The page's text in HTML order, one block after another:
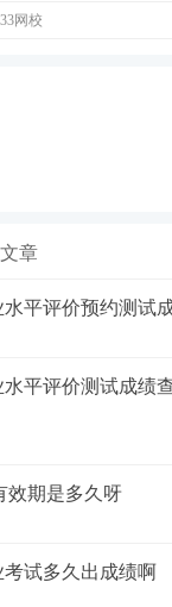
各位同学踊跃参
场基础/证券
题/天（不重复）
网校
章
平评价预约测试
平评价测试成绩
效期是多久呀
试多久出成绩啊